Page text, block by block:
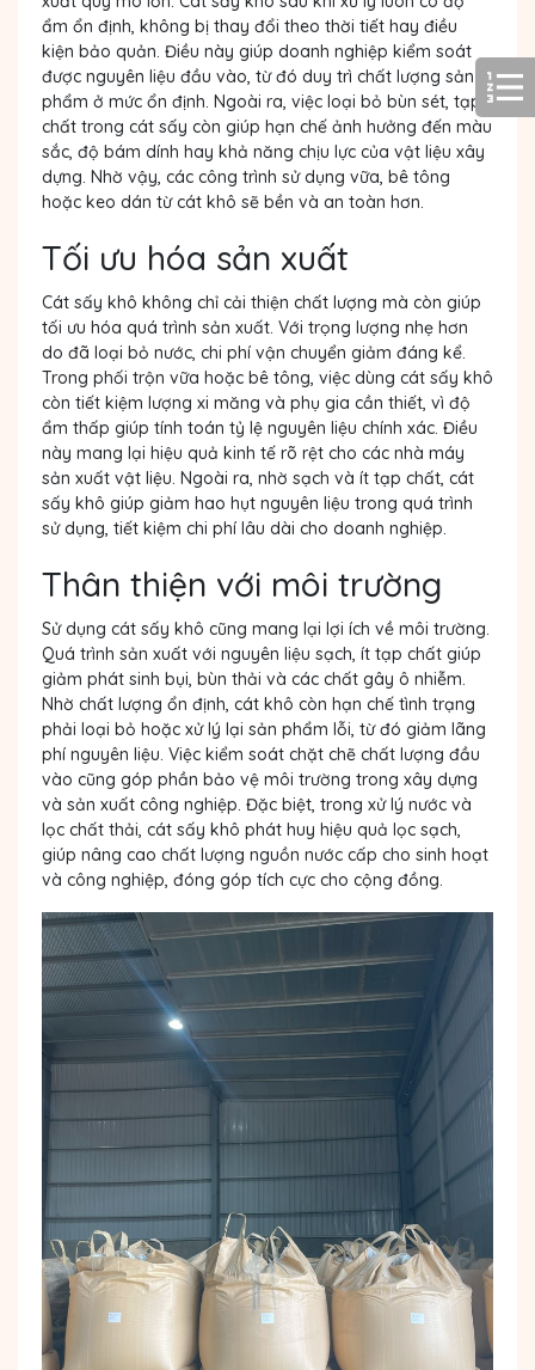
ẩm ổn định, không bị thay đổi theo thời tiết hay điều
kiện bảo quản. Điều này giúp doanh nghiệp kiểm soát
được nguyên liệu đầu vào, từ đó duy trì chất lượng sản
phẩm ở mức ổn định. Ngoài ra, việc loại bỏ bùn sét, tạp
chất trong cát sấy còn giúp hạn chế ảnh hưởng đến màu
sắc, độ bám dính hay khả năng chịu lực của vật liệu xây
dựng. Nhờ vậy, các công trình sử dụng vữa, bê tông
hoặc keo dán từ cát khô sẽ bền và an toàn hơn.
Tối ưu hóa sản xuất
Cát sấy khô không chỉ cải thiện chất lượng mà còn giúp
tối ưu hóa quá trình sản xuất. Với trọng lượng nhẹ hơn
do đã loại bỏ nước, chi phí vận chuyển giảm đáng kể.
Trong phối trộn vữa hoặc bê tông, việc dùng cát sấy khô
còn tiết kiệm lượng xi măng và phụ gia cần thiết, vì độ
ẩm thấp giúp tính toán tỷ lệ nguyên liệu chính xác. Điều
này mang lại hiệu quả kinh tế rõ rệt cho các nhà máy
sản xuất vật liệu. Ngoài ra, nhờ sạch và ít tạp chất, cát
sấy khô giúp giảm hao hụt nguyên liệu trong quá trình
sử dụng, tiết kiệm chi phí lâu dài cho doanh nghiệp.
Thân thiện với môi trường
Sử dụng cát sấy khô cũng mang lại lợi ích về môi trường.
Quá trình sản xuất với nguyên liệu sạch, ít tạp chất giúp
giảm phát sinh bụi, bùn thải và các chất gây ô nhiễm.
Nhờ chất lượng ổn định, cát khô còn hạn chế tình trạng
phải loại bỏ hoặc xử lý lại sản phẩm lỗi, từ đó giảm lãng
phí nguyên liệu. Việc kiểm soát chặt chẽ chất lượng đầu
vào cũng góp phần bảo vệ môi trường trong xây dựng
và sản xuất công nghiệp. Đặc biệt, trong xử lý nước và
lọc chất thải, cát sấy khô phát huy hiệu quả lọc sạch,
giúp nâng cao chất lượng nguồn nước cấp cho sinh hoạt
và công nghiệp, đóng góp tích cực cho cộng đồng.